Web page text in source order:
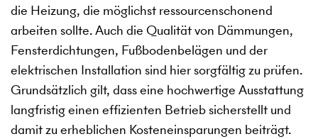
die Heizung, die möglichst ressourcenschonend
arbeiten sollte. Auch die Qualität von Dämmungen,
Fensterdichtungen, Fußbodenbelägen und der
elektrischen Installation sind hier sorgfältig zu prüfen.
Grundsätzlich gilt, dass eine hochwertige Ausstattung
langfristig einen effizienten Betrieb sicherstellt und
damit zu erheblichen Kosteneinsparungen beiträgt.